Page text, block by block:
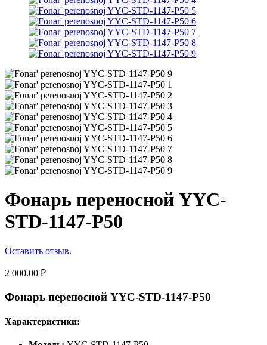
Фонарь переносной YYC-
STD-1147-P50
Оставить отзыв.
2 000.00 ₽
Фонарь переносной YYC-STD-1147-P50
Характеристики: